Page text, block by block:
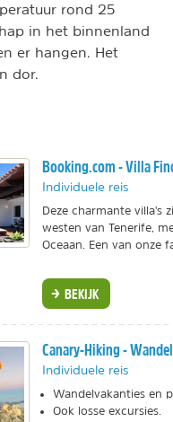
rond 25
in het binnenland
er hangen. Het
dor.
Booking.com - Villa
Individuele reis
Deze charmante villa's
westen van Tenerife,
Oceaan. Een van onze
BEKIJK
Canary-Hiking -
Individuele reis
Wandelvakanties en
Ook losse excursies.